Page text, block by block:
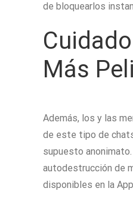
de bloquearlos
Más
Además, los y las
de este tipo de
supuesto
autodestrucción de
disponibles en la